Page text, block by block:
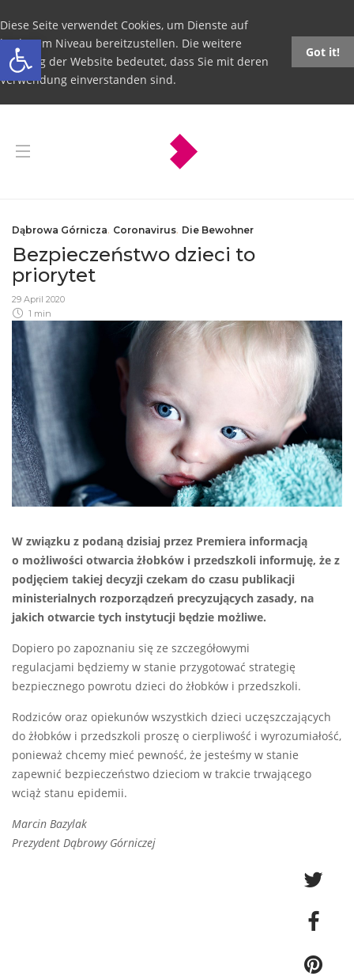
Open toolbar
Diese Seite verwendet Cookies, um Dienste auf
höchstem Niveau bereitzustellen. Die weitere
Nutzung der Website bedeutet, dass Sie mit deren
Verwendung einverstanden sind.
Got it!
Dąbrowa Górnicza, Coronavirus, Die Bewohner
Bezpieczeństwo dzieci to
priorytet
29 April 2020
1 min
W związku z podaną dzisiaj przez Premiera informacją
o możliwości otwarcia żłobków i przedszkoli informuję, że z
podjęciem takiej decyzji czekam do czasu publikacji
ministerialnych rozporządzeń precyzujących zasady, na
jakich otwarcie tych instytucji będzie możliwe.
Dopiero po zapoznaniu się ze szczegółowymi
regulacjami będziemy w stanie przygotować strategię
bezpiecznego powrotu dzieci do żłobków i przedszkoli.
Rodziców oraz opiekunów wszystkich dzieci uczęszczających
do żłobków i przedszkoli proszę o cierpliwość i wyrozumiałość,
ponieważ chcemy mieć pewność, że jesteśmy w stanie
zapewnić bezpieczeństwo dzieciom w trakcie trwającego
wciąż stanu epidemii.
Marcin Bazylak
Prezydent Dąbrowy Górniczej